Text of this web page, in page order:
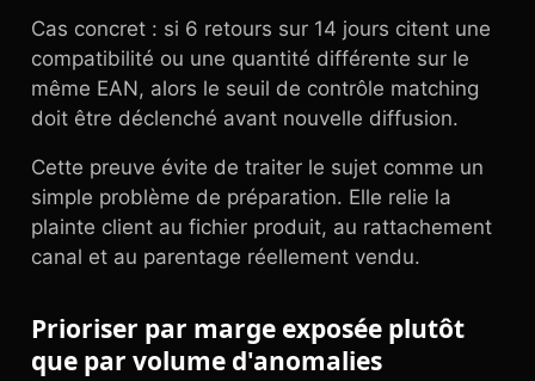
Cas concret : si 6 retours sur 14 jours citent une
compatibilité ou une quantité différente sur le
même EAN, alors le seuil de contrôle matching
doit être déclenché avant nouvelle diffusion.
Cette preuve évite de traiter le sujet comme un
simple problème de préparation. Elle relie la
plainte client au fichier produit, au rattachement
canal et au parentage réellement vendu.
Prioriser par marge exposée plutôt
que par volume d'anomalies